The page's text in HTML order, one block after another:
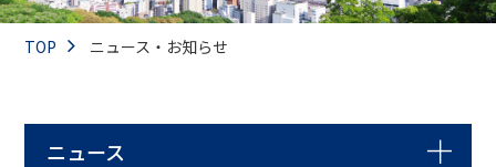
TOP ニュース・お知らせ
ニュース